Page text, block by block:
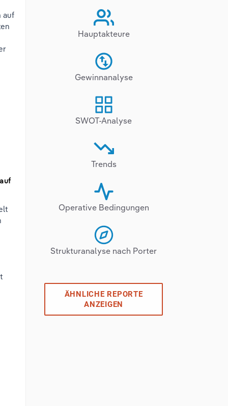
auf
Hauptakteure
Gewinnanalyse
SWOT-Analyse
Trends
Operative Bedingungen
Strukturanalyse nach Porter
ÄHNLICHE REPORTE
ANZEIGEN